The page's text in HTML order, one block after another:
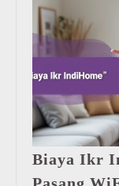
Biaya Ikr